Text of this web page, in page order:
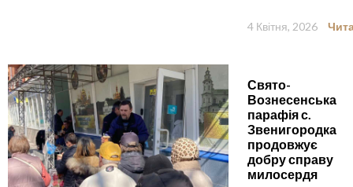
4 Квітня, 2026
Свято-
Вознесенська
парафія с.
Звенигородка
продовжує
добру справу
милосердя